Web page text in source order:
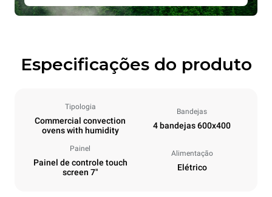
Especificações do produto
Tipologia
Commercial convection
ovens with humidity
Bandejas
4 bandejas 600x400
Painel
Painel de controle touch
screen 7"
Alimentação
Elétrico